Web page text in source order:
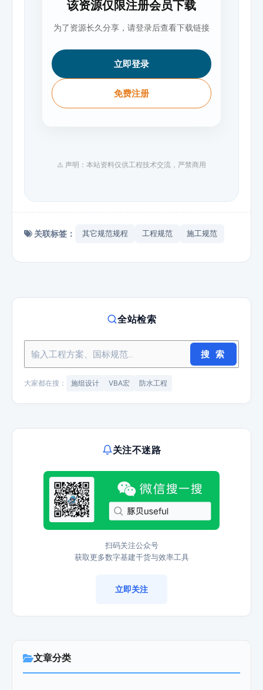
该资源仅限注册会员下载
为了资源长久分享，请登录后查看下载链接
立即登录
免费注册
⚠️ 声明：本站资料仅供工程技术交流，严禁商用
关联标签： 其它规范规程 工程规范 施工规范
全站检索
搜 索
大家都在搜： 施组设计 VBA宏 防水工程
关注不迷路
扫码关注公众号
获取更多数字基建干货与效率工具
立即关注
文章分类